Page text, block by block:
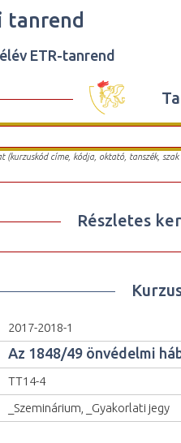
tanrend
ETR-tanrend
(kurzuskód címe, kódja, oktató, tanszék,
Részletes
2017-2018-1
Az 1848/49 önvédelmi
TT14-4
_Szeminárium, _Gyakorlati jegy